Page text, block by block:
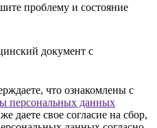
проблему и состояние
документ с
что ознакомлены с
персональных данных
даете свое согласие на сбор,